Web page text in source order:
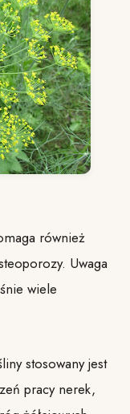
również
Uwaga
wiele
stosowany jest
pracy nerek,